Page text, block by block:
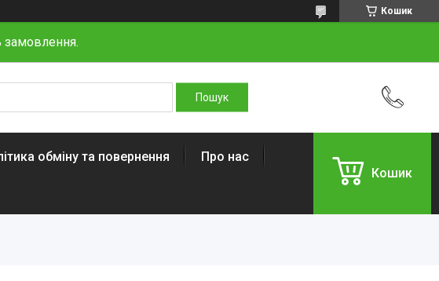
Кошик
замовлення.
обміну та повернення Про нас
Кошик